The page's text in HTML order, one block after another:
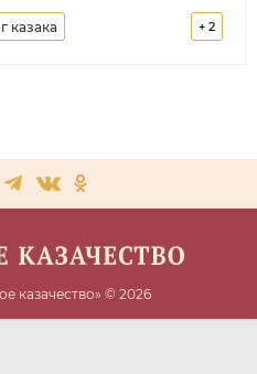
+ 2
казака
казачество» © 2026